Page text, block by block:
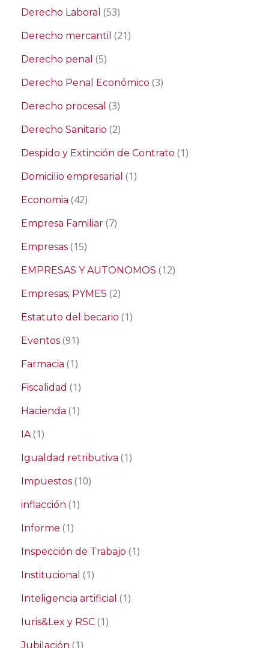
Derecho Laboral (53)
Derecho mercantil (21)
Derecho penal (5)
Derecho Penal Económico (3)
Derecho procesal (3)
Derecho Sanitario (2)
Despido y Extinción de Contrato (1)
Domicilio empresarial (1)
Economia (42)
Empresa Familiar (7)
Empresas (15)
EMPRESAS Y AUTONOMOS (12)
Empresas; PYMES (2)
Estatuto del becario (1)
Eventos (91)
Farmacia (1)
Fiscalidad (1)
Hacienda (1)
IA(1)
Igualdad retributiva (1)
Impuestos (10)
inflacción (1)
Informe (1)
Inspección de Trabajo (1)
Institucional (1)
Inteligencia artificial (1)
Iuris&Lex y RSC (1)
Jubilación (1)